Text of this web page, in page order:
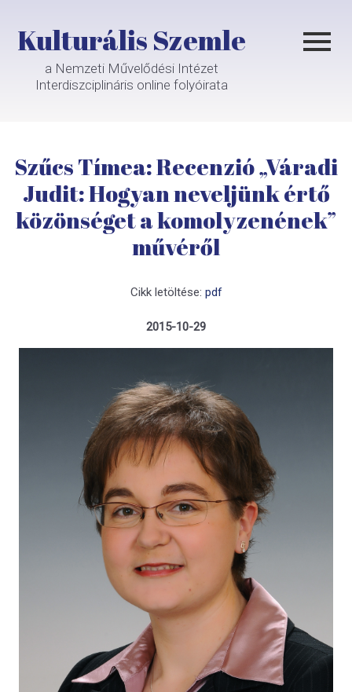
Kulturális Szemle
a Nemzeti Művelődési Intézet
Interdiszciplináris online folyóirata
Szűcs Tímea: Recenzió „Váradi
Judit: Hogyan neveljünk értő
közönséget a komolyzenének”
művéről
Cikk letöltése: pdf
2015-10-29